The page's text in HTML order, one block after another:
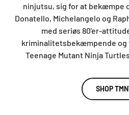
ninjutsu, sig for at bekæmpe
Donatello, Michelangelo og
med seriøs 80'er-
kriminalitetsbekæmpende
Teenage Mutant Ninja
SHOP